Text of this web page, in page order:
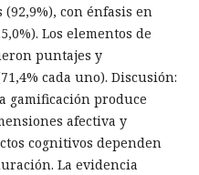
(92,9%), con énfasis en
Los elementos de
puntajes y
cada uno). Discusión:
gamificación produce
afectiva y
cognitivos dependen
La evidencia